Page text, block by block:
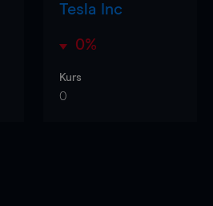
Tesla Inc
0%
Kurs
0